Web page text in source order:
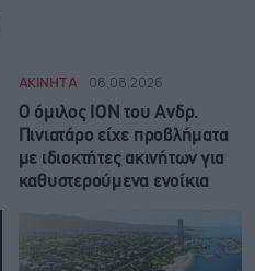
ΑΚΙΝΗΤΑ 08.08.2026
Ο όμιλος ΙΟΝ του Ανδρ.
Πινιατάρο είχε προβλήματα
με ιδιοκτήτες ακινήτων για
καθυστερούμενα ενοίκια